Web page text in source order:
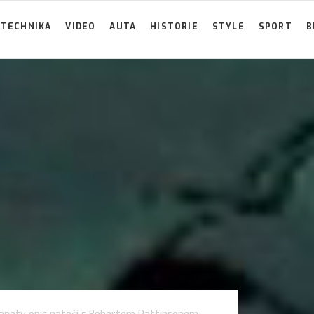
TECHNIKA VIDEO AUTA HISTORIE STYLE SPORT